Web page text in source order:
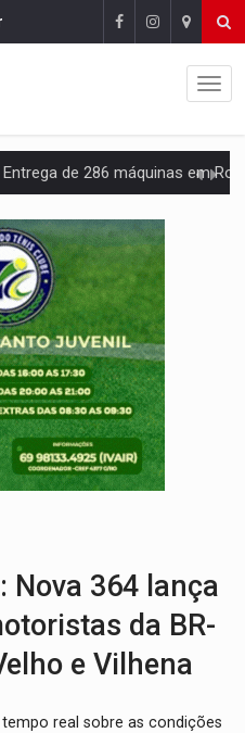
no distrato imobiliário é legal, mas não pode
CAMPO:Veja as mais de 200 ações de Marcos
Era amplia presença em PVH e transforma Aramix
amplia presença internacional e transforma Brasil em
Museólogo Antônio Ocampo conduz a história de
Ferroviários pedem ao Iphan recuperação de área
Veja essa receita de carne assada para o
Greve dos professores em PVH é
Nova 364 lança
da BR-
e Vilhena
real sobre as condições